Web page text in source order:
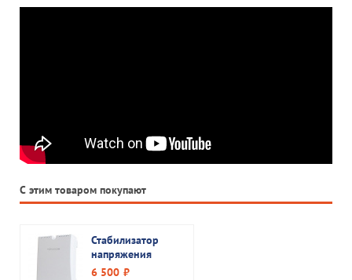
С этим товаром покупают
Стабилизатор
напряжения
Teplocom ST 555
6 500 руб.